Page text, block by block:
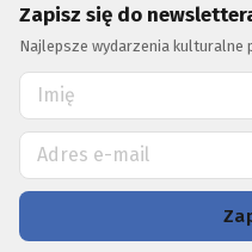
Zapisz się do
Najlepsze wydarzenia kulturalne